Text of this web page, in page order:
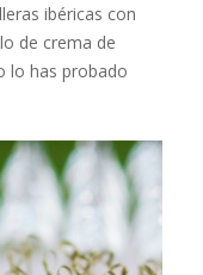
ibéricas con
de crema de
lo has probado